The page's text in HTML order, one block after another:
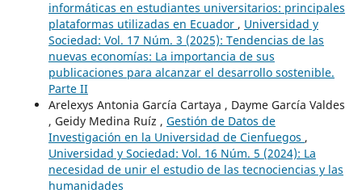
informáticas en estudiantes universitarios: principales
plataformas utilizadas en Ecuador , Universidad y
Sociedad: Vol. 17 Núm. 3 (2025): Tendencias de las
nuevas economías: La importancia de sus
publicaciones para alcanzar el desarrollo sostenible.
Parte II
Arelexys Antonia García Cartaya , Dayme García Valdes
, Geidy Medina Ruíz , Gestión de Datos de
Investigación en la Universidad de Cienfuegos ,
Universidad y Sociedad: Vol. 16 Núm. 5 (2024): La
necesidad de unir el estudio de las tecnociencias y las
humanidades